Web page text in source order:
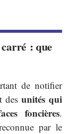
: que
de notifier
desunités qui
foncières.
par le